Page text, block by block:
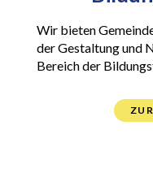
Wir bieten
der Gestaltung und
Bereich der